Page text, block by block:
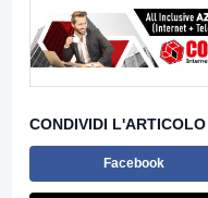
CONDIVIDI L'ARTICOLO
Facebook